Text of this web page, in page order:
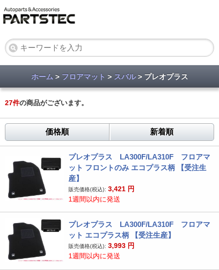
ホーム > フロアマット > スバル> プレオプラス
27件の商品がございます。
価格順 新着順
プレオプラス LA300F/LA310F フロアマ
ット フロントのみ エコプラス柄 【受注生
産】
販売価格(税込): 3,421 円
1週間以内に発送
プレオプラス LA300F/LA310F フロアマ
ット エコプラス柄 【受注生産】
販売価格(税込): 3,993 円
1週間以内に発送